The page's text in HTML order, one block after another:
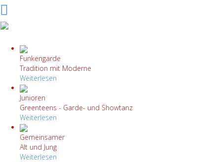
Funkengarde
Tradition mit Moderne
Weiterlesen
Junioren
Greenteens - Garde- und Showtanz
Weiterlesen
Gemeinsamer
Alt und Jung
Weiterlesen